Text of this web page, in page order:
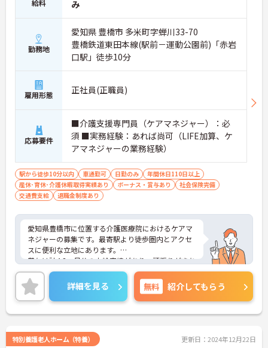
給料 み
勤務地
愛知県 豊橋市 多米町字蝉川33-70
豊橋鉄道東田本線(駅前－運動公園前)「赤岩
口駅」徒歩10分
雇用形態 正社員(正職員)
応募要件
■介護支援専門員（ケアマネジャー）：必
須 ■実務経験：あれば尚可（LIFE加算、ケ
アマネジャーの業務経験）
駅から徒歩10分以内 車通勤可 日勤のみ
年間休日110日以上
産休･育休･介護休暇取得実績あり
ボーナス・賞与あり
社会保険完備
交通費支給
退職金制度あり
愛知県豊橋市に位置する介護医療院におけるケアマ
ネジャーの募集です。最寄駅より徒歩圏内とアクセ
スに便利な立地にあります。
賞与は計4.8ヶ月分の支給実績があり、頑張りがきち
んと評価される職場です。また、利用可能な託児所
があり、子育て世代の方も安心してご勤務いただけ
ます。
ご興味のある方には、面接対策ポイントなど、さら
に詳細をご案内しますのでお気軽にご相談くださ
詳細を見る 無料 紹介してもらう
特別養護老人ホーム（特養） 更新日：2024年12月22日